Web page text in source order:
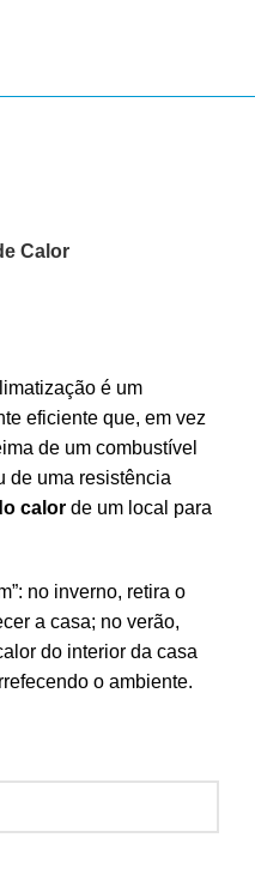
Calor
é um
eficiente que, em vez
de um combustível
de uma resistência
calor de um local para
no inverno, retira o
a casa; no verão,
do interior da casa
o ambiente.